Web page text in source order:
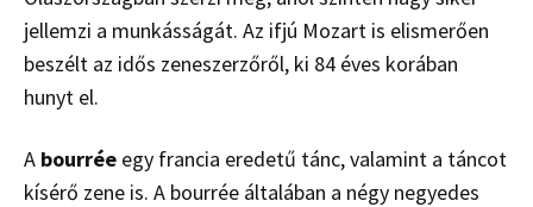
jellemzi a munkásságát. Az ifjú Mozart is elismerően
beszélt az idős zeneszerzőről, ki 84 éves korában
hunyt el.
A bourrée egy francia eredetű tánc, valamint a táncot
kísérő zene is. A bourrée általában a négy negyedes